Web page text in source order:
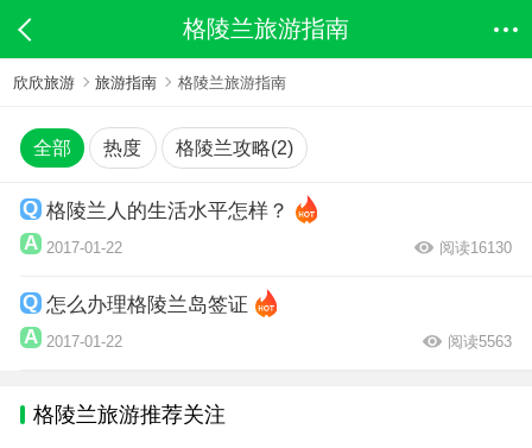
格陵兰旅游指南
欣欣旅游 旅游指南 格陵兰旅游指南
全部 热度 格陵兰攻略(2)
格陵兰人的生活水平怎样？
2017-01-22 阅读16130
怎么办理格陵兰岛签证
2017-01-22 阅读5563
格陵兰旅游推荐关注